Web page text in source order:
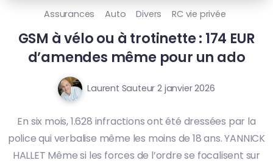
Assurances Auto Divers RC vie privée
GSM à vélo ou à trotinette : 174 EUR
d’amendes même pour un ado
Laurent Sauteur 2 janvier 2026
En six mois, 1.628 infractions ont été dressées par la
police qui verbalise même les moins de 18 ans. YANNICK
HALLET Même si les forces de l’ordre se focalisent sur